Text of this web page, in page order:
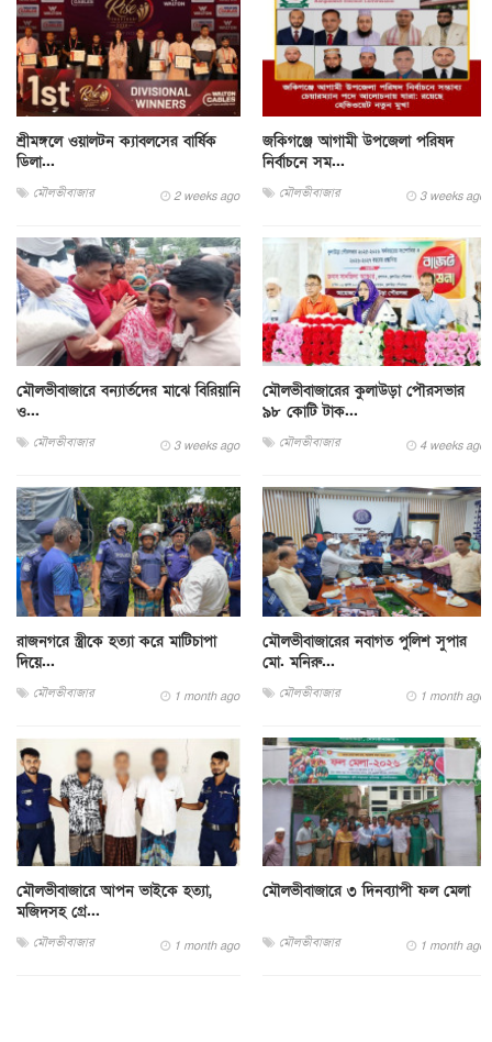
শ্রীমঙ্গলে ওয়ালটন ক্যাবলসের বার্ষিক
ডিলা...
মৌলভীবাজার 2 weeks ago
জকিগঞ্জে আগামী উপজেলা পরিষদ
নির্বাচনে সম...
মৌলভীবাজার 3 weeks ago
মৌলভীবাজারে বন্যার্তদের মাঝে বিরিয়ানি
ও...
মৌলভীবাজার 3 weeks ago
মৌলভীবাজারের কুলাউড়া পৌরসভার
৯৮ কোটি টাক...
মৌলভীবাজার 4 weeks ago
রাজনগরে স্ত্রীকে হত্যা করে মাটিচাপা
দিয়ে...
মৌলভীবাজার 1 month ago
মৌলভীবাজারের নবাগত পুলিশ সুপার
মো. মনিরু...
মৌলভীবাজার 1 month ago
মৌলভীবাজারে আপন ভাইকে হত্যা,
মজিদসহ গ্রে...
মৌলভীবাজার 1 month ago
মৌলভীবাজারে ৩ দিনব্যাপী ফল মেলা
মৌলভীবাজার 1 month ago